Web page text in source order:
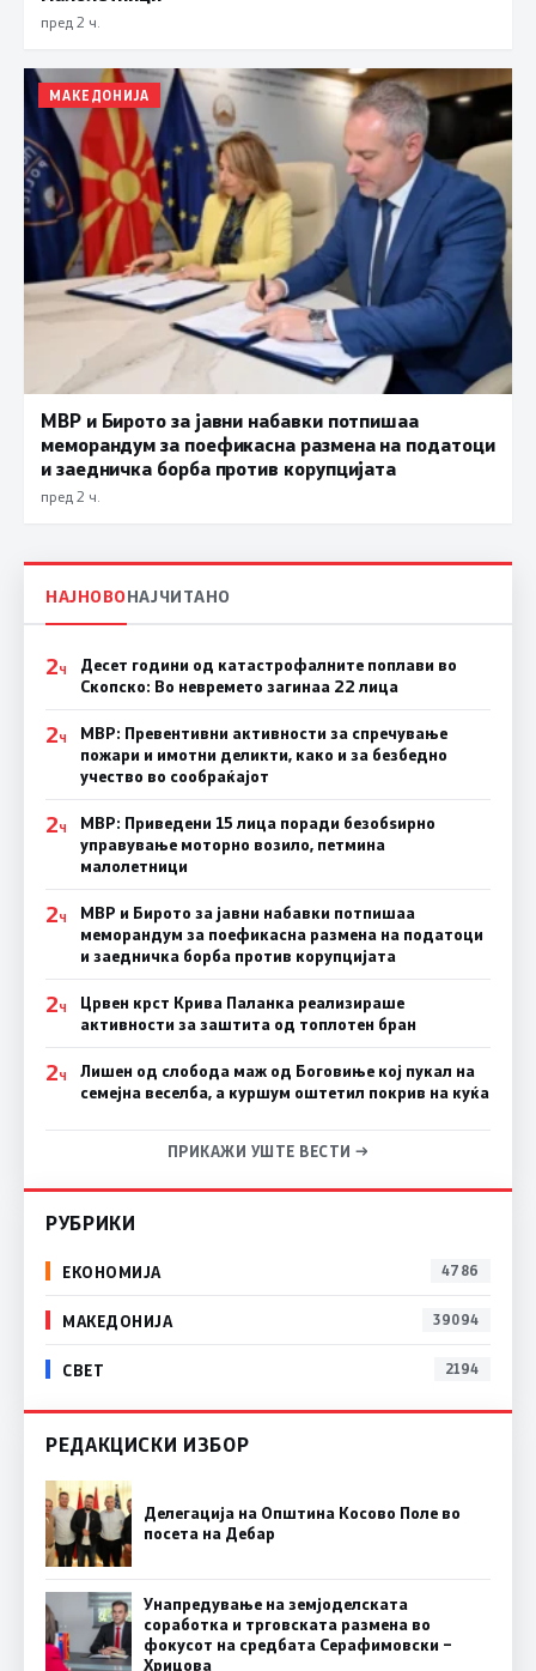
пред 2 ч.
МАКЕДОНИЈА
МВР и Бирото за јавни набавки потпишаа
меморандум за поефикасна размена на податоци
и заедничка борба против корупцијата
пред 2 ч.
НАЈНОВОНАЈЧИТАНО
2Ч
Десет години од катастрофалните поплави во
Скопско: Во невремето загинаа 22 лица
2Ч
МВР: Превентивни активности за спречување
пожари и имотни деликти, како и за безбедно
учество во сообраќајот
2Ч
МВР: Приведени 15 лица поради безобѕирно
управување моторно возило, петмина
малолетници
2Ч
МВР и Бирото за јавни набавки потпишаа
меморандум за поефикасна размена на податоци
и заедничка борба против корупцијата
2Ч
Црвен крст Крива Паланка реализираше
активности за заштита од топлотен бран
2Ч
Лишен од слобода маж од Боговиње кој пукал на
семејна веселба, а куршум оштетил покрив на куќа
ПРИКАЖИ УШТЕ ВЕСТИ →
РУБРИКИ
ЕКОНОМИЈА 4786
МАКЕДОНИЈА 39094
СВЕТ 2194
РЕДАКЦИСКИ ИЗБОР
Делегација на Општина Косово Поле во
посета на Дебар
Унапредување на земјоделската
соработка и трговската размена во
фокусот на средбата Серафимовски –
Хрицова